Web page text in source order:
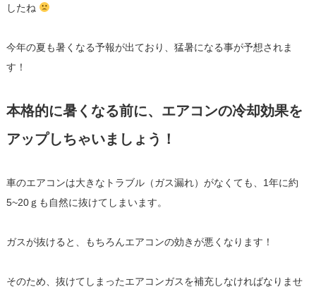
したね
今年の夏も暑くなる予報が出ており、猛暑になる事が予想されま
す！
本格的に暑くなる前に、エアコンの冷却効果を
アップしちゃいましょう！
車のエアコンは大きなトラブル（ガス漏れ）がなくても、1年に約
5~20ｇも自然に抜けてしまいます。
ガスが抜けると、もちろんエアコンの効きが悪くなります！
そのため、抜けてしまったエアコンガスを補充しなければなりませ